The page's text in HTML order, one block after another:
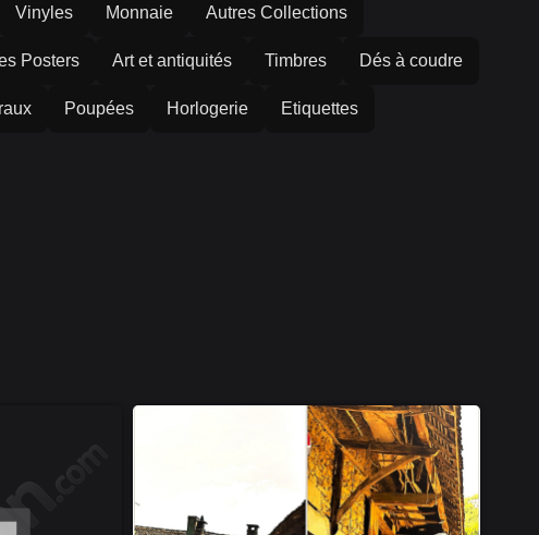
Vinyles Monnaie Autres Collections
Posters Art et antiquités Timbres Dés à coudre
Poupées Horlogerie Etiquettes